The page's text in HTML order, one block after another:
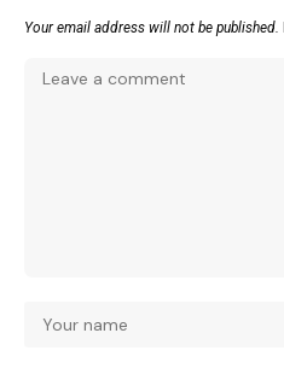
Your email address will not be published.